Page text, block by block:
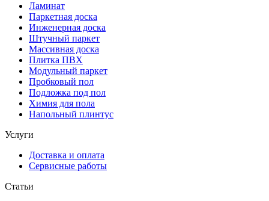
Ламинат
Паркетная доска
Инженерная доска
Штучный паркет
Массивная доска
Плитка ПВХ
Модульный паркет
Пробковый пол
Подложка под пол
Химия для пола
Напольный плинтус
Услуги
Доставка и оплата
Сервисные работы
Статьи